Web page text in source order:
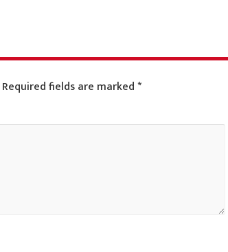
Required fields are marked*